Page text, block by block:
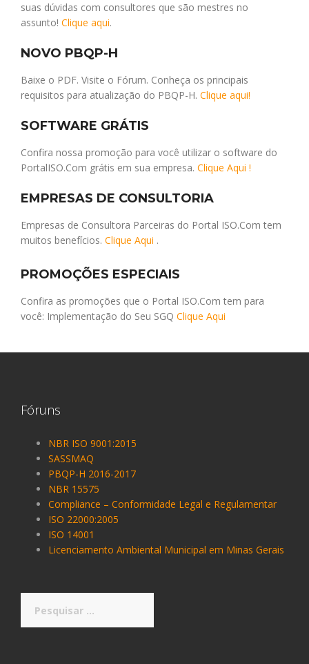
suas dúvidas com consultores que são mestres no
assunto! Clique aqui.
NOVO PBQP-H
Baixe o PDF. Visite o Fórum. Conheça os principais
requisitos para atualização do PBQP-H. Clique aqui!
SOFTWARE GRÁTIS
Confira nossa promoção para você utilizar o software do
PortalISO.Com grátis em sua empresa. Clique Aqui !
EMPRESAS DE CONSULTORIA
Empresas de Consultora Parceiras do Portal ISO.Com tem
muitos benefícios. Clique Aqui .
PROMOÇÕES ESPECIAIS
Confira as promoções que o Portal ISO.Com tem para
você: Implementação do Seu SGQ Clique Aqui
Fóruns
NBR ISO 9001:2015
SASSMAQ
PBQP-H 2016-2017
NBR 15575
Compliance – Conformidade Legal e Regulamentar
ISO 22000:2005
ISO 14001
Licenciamento Ambiental Municipal em Minas Gerais
por: